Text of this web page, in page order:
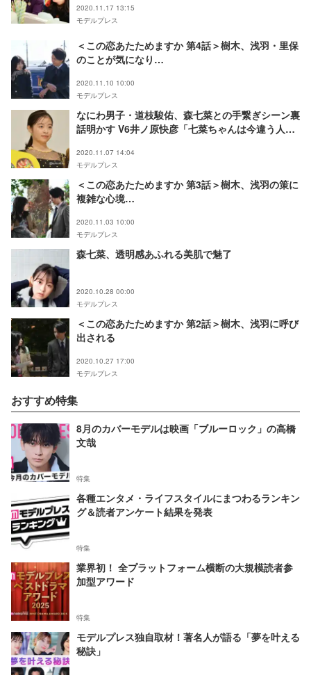
2020.11.17 13:15
モデルプレス
＜この恋あたためますか 第4話＞樹木、浅羽・里保
のことが気になり…
2020.11.10 10:00
モデルプレス
なにわ男子・道枝駿佑、森七菜との手繋ぎシーン裏
話明かす V6井ノ原快彦「七菜ちゃんは今違う人と
2020.11.07 14:04
モデルプレス
＜この恋あたためますか 第3話＞樹木、浅羽の策に
複雑な心境…
2020.11.03 10:00
モデルプレス
森七菜、透明感あふれる美肌で魅了
2020.10.28 00:00
モデルプレス
＜この恋あたためますか 第2話＞樹木、浅羽に呼び
出される
2020.10.27 17:00
モデルプレス
おすすめ特集
8月のカバーモデルは映画「ブルーロック」の高橋
文哉
特集
各種エンタメ・ライフスタイルにまつわるランキン
グ＆読者アンケート結果を発表
特集
業界初！ 全プラットフォーム横断の大規模読者参
加型アワード
特集
モデルプレス独自取材！著名人が語る「夢を叶える
秘訣」